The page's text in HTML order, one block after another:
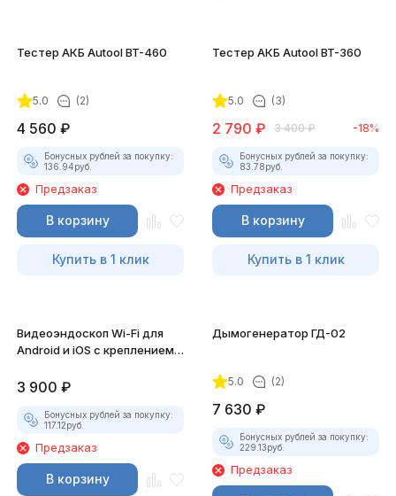
Тестер АКБ Autool BT-460
5.0 (2)
4 560 ₽
Бонусных рублей за покупку:
136.94руб.
Предзаказ
В корзину
Купить в 1 клик
Тестер АКБ Autool BT-360
5.0 (3)
2 790 ₽ 3 400 ₽ -18%
Бонусных рублей за покупку:
83.78руб.
Предзаказ
В корзину
Купить в 1 клик
Видеоэндоскоп Wi-Fi для
Android и iOS с креплением
3 900 ₽
Бонусных рублей за покупку:
117.12руб.
Предзаказ
В корзину
Дымогенератор ГД-02
5.0 (2)
7 630 ₽
Бонусных рублей за покупку:
229.13руб.
Предзаказ